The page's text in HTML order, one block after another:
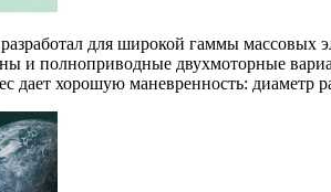
для широкой гаммы массовых
и полноприводные двухмоторные
дает хорошую маневренность: